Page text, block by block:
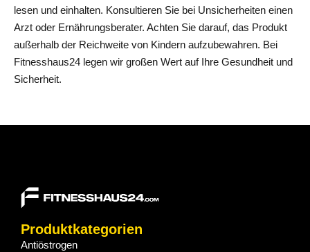
lesen und einhalten. Konsultieren Sie bei Unsicherheiten einen
Arzt oder Ernährungsberater. Achten Sie darauf, das Produkt
außerhalb der Reichweite von Kindern aufzubewahren. Bei
Fitnesshaus24 legen wir großen Wert auf Ihre Gesundheit und
Sicherheit.
Produktkategorien
Antiöstrogen